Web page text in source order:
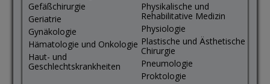
Gefäßchirurgie
Geriatrie
Gynäkologie
Hämatologie und Onkologie
Haut- und
Geschlechtskrankheiten
Physikalische und
Rehabilitative Medizin
Physiologie
Plastische und Ästhetische
Chirurgie
Pneumologie
Proktologie